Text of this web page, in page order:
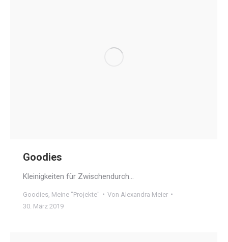
Goodies
Kleinigkeiten für Zwischendurch…
Goodies Meine "Projekte" Von Alexandra Meier
30. März 2019